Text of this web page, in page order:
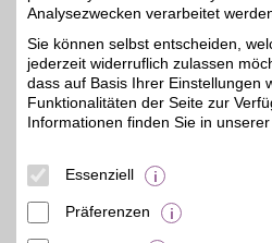
Adresse
Kapuzinergraben 1
52062 Aachen
Analysezwecken verarbeitet
Sie können selbst entscheiden,
jederzeit widerruflich zulassen
dass auf Basis Ihrer Einstellungen
Funktionalitäten der Seite zur
Informationen finden Sie in unserer
Essenziell
Präferenzen